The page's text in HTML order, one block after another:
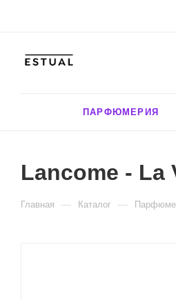
ПАРФЮМЕРИЯ
Lancome - La
Главная — Каталог —